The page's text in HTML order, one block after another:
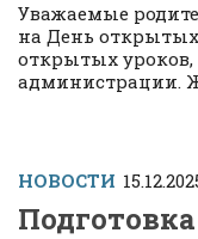
Уважаемые
на День
открытых
администрации.
НОВОСТИ